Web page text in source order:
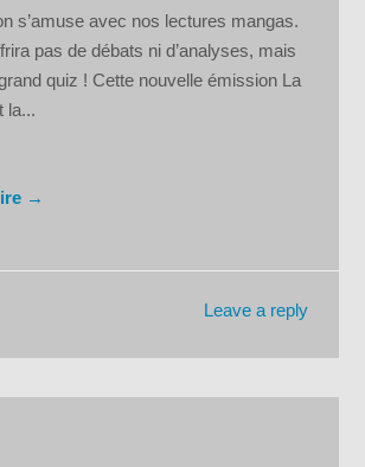
s’amuse avec nos lectures mangas.
pas de débats ni d’analyses, mais
quiz ! Cette nouvelle émission La
la...
→
Leave a reply